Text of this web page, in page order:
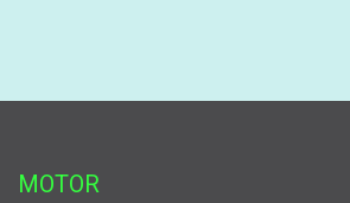
MOTOR